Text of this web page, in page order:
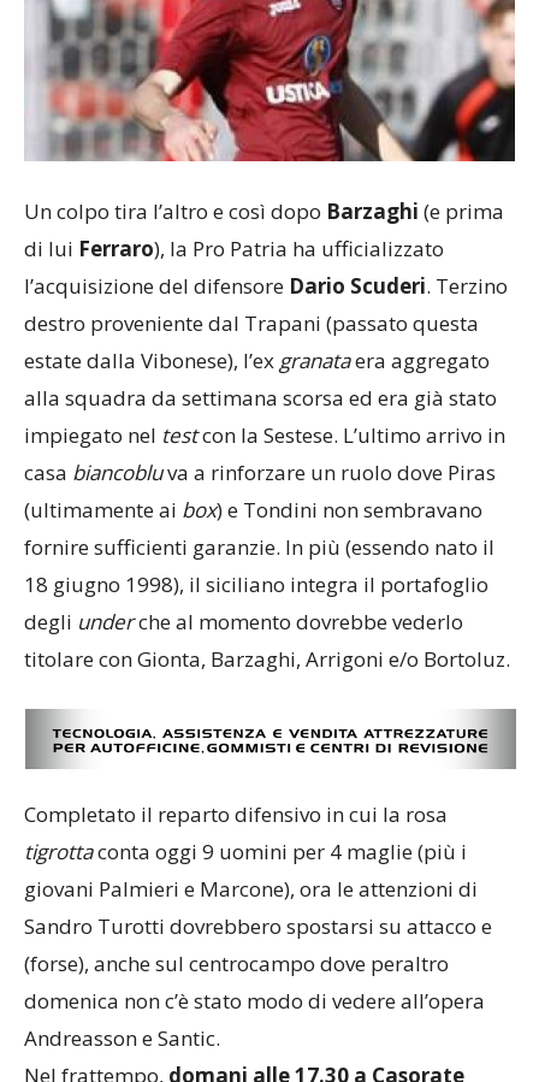
Un colpo tira l’altro e così dopo Barzaghi (e prima
di lui Ferraro), la Pro Patria ha ufficializzato
l’acquisizione del difensore Dario Scuderi. Terzino
destro proveniente dal Trapani (passato questa
estate dalla Vibonese), l’ex granataera aggregato
alla squadra da settimana scorsa ed era già stato
impiegato nel testcon la Sestese. L’ultimo arrivo in
casa biancobluva a rinforzare un ruolo dove Piras
(ultimamente ai box) e Tondini non sembravano
fornire sufficienti garanzie. In più (essendo nato il
18 giugno 1998), il siciliano integra il portafoglio
degli underche al momento dovrebbe vederlo
titolare con Gionta, Barzaghi, Arrigoni e/o Bortoluz.
Completato il reparto difensivo in cui la rosa
Andreasson e Santic.